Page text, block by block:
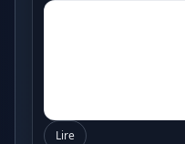
Lire